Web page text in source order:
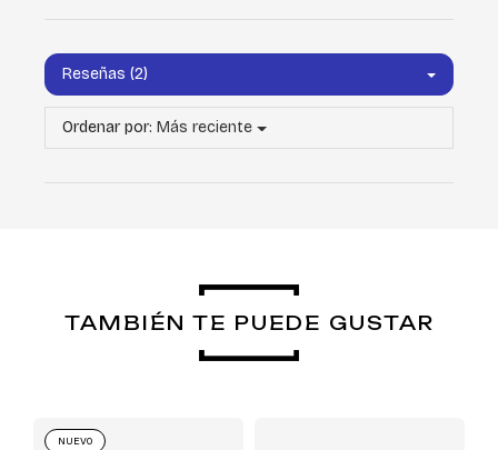
Reseñas (2)
Ordenar por: Más reciente
TAMBIÉN TE PUEDE GUSTAR
NUEVO